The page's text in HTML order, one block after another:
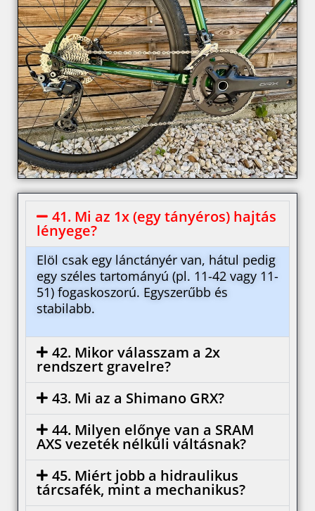
41. Mi az 1x (egy tányéros) hajtás
lényege?
Elöl csak egy lánctányér van, hátul pedig
egy széles tartományú (pl. 11-42 vagy 11-
51) fogaskoszorú. Egyszerűbb és
stabilabb.
42. Mikor válasszam a 2x
rendszert gravelre?
43. Mi az a Shimano GRX?
44. Milyen előnye van a SRAM
AXS vezeték nélküli váltásnak?
45. Miért jobb a hidraulikus
tárcsafék, mint a mechanikus?